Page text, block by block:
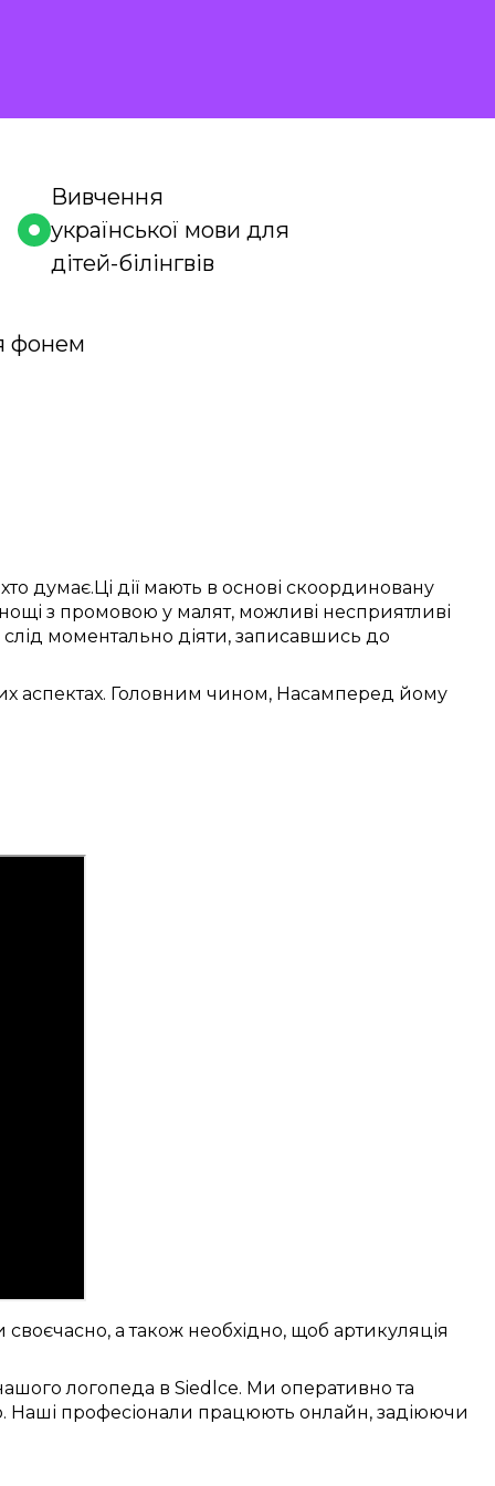
Вивчення
української мови для
дітей-білінгвів
фонем
думає.Ці дії мають в основі скоординовану
з промовою у малят, можливі несприятливі
слід моментально діяти, записавшись до
аспектах. Головним чином, Насамперед йому
своєчасно, а також необхідно, щоб артикуляція
логопеда в Siedlce. Ми оперативно та
. Наші професіонали працюють онлайн, задіюючи